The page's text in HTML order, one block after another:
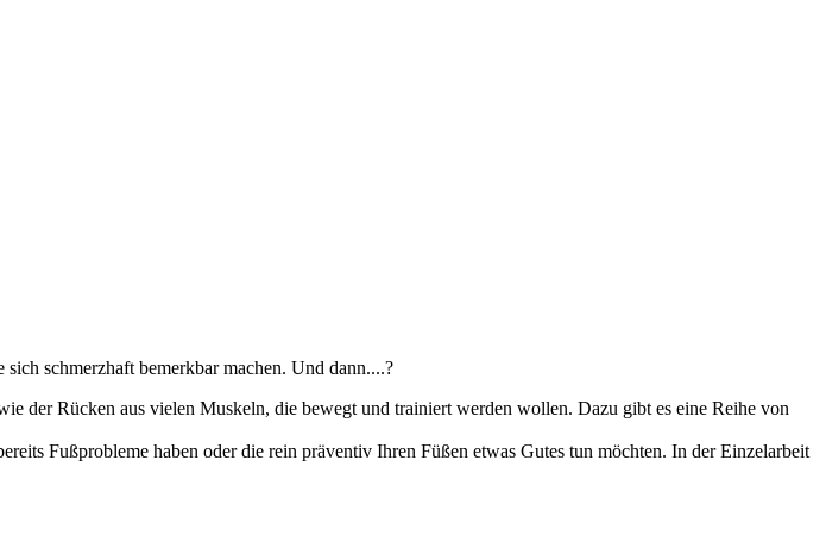
schmerzhaft bemerkbar machen. Und dann....?
der Rücken aus vielen Muskeln, die bewegt und trainiert werden wollen. Dazu gibt es eine Reihe von
Fußprobleme haben oder die rein präventiv Ihren Füßen etwas Gutes tun möchten. In der Einzelarbeit